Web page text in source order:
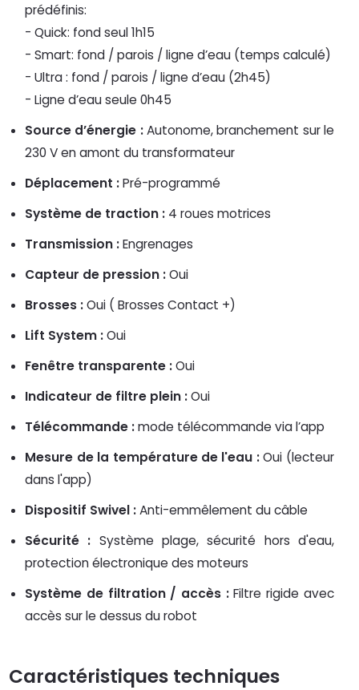
prédéfinis:
- Quick: fond seul 1h15
- Smart: fond / parois / ligne d’eau (temps calculé)
- Ultra : fond / parois / ligne d’eau (2h45)
- Ligne d’eau seule 0h45
Source d’énergie :Autonome, branchement sur le
230 V en amont du transformateur
Déplacement :Pré-programmé
Système de traction : 4 roues motrices
Transmission :Engrenages
Capteur de pression :Oui
Brosses :Oui ( Brosses Contact +)
Lift System :Oui
Fenêtre transparente :Oui
Indicateur de filtre plein :Oui
Télécommande :mode télécommande via l’app
Mesure de la température de l'eau :Oui (lecteur
dans l'app)
Dispositif Swivel :Anti-emmêlement du câble
Sécurité : Système plage, sécurité hors d'eau,
protection électronique des moteurs
Système de filtration / accès :Filtre rigide avec
accès sur le dessus du robot
Caractéristiques techniques